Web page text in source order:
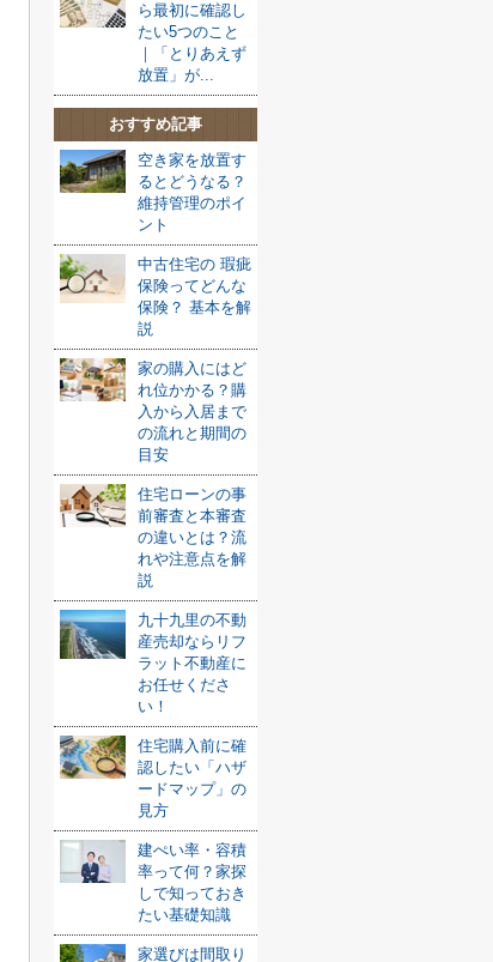
ら最初に確認し
たい5つのこと
｜「とりあえず
放置」が...
おすすめ記事
空き家を放置す
るとどうなる？
維持管理のポイ
ント
中古住宅の 瑕疵
保険ってどんな
保険？ 基本を解
説
家の購入にはど
れ位かかる？購
入から入居まで
の流れと期間の
目安
住宅ローンの事
前審査と本審査
の違いとは？流
れや注意点を解
説
九十九里の不動
産売却ならリフ
ラット不動産に
お任せくださ
い！
住宅購入前に確
認したい「ハザ
ードマップ」の
見方
建ぺい率・容積
率って何？家探
しで知っておき
たい基礎知識
家選びは間取り